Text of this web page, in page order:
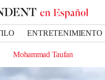
ENTRETENIMIENTO
Mohammad Taufan